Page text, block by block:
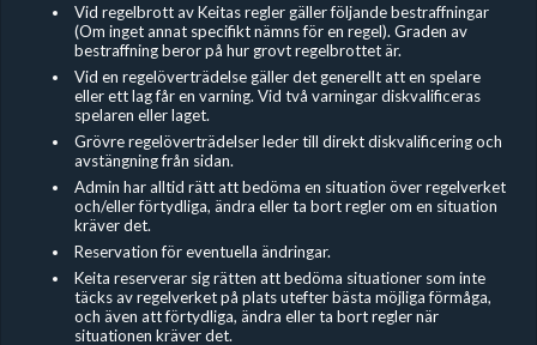
Vid regelbrott av Keitas regler gäller följande bestraffningar
(Om inget annat specifikt nämns för en regel). Graden av
bestraffning beror på hur grovt regelbrottet är.
Vid en regelöverträdelse gäller det generellt att en spelare
eller ett lag får en varning. Vid två varningar diskvalificeras
spelaren eller laget.
Grövre regelöverträdelser leder till direkt diskvalificering och
avstängning från sidan.
Admin har alltid rätt att bedöma en situation över regelverket
och/eller förtydliga, ändra eller ta bort regler om en situation
kräver det.
Reservation för eventuella ändringar.
Keita reserverar sig rätten att bedöma situationer som inte
täcks av regelverket på plats utefter bästa möjliga förmåga,
och även att förtydliga, ändra eller ta bort regler när
situationen kräver det.